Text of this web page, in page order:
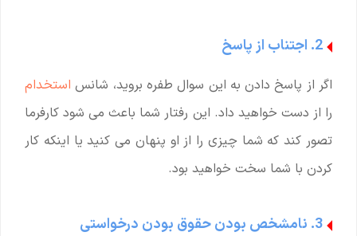
2. اجتناب از پاسخ
اگر از پاسخ دادن به این سوال طفره بروید، شانس استخدام
را از دست خواهید داد. این رفتار شما باعث می شود کارفرما
تصور کند که شما چیزی را از او پنهان می کنید یا اینکه کار
کردن با شما سخت خواهید بود.
3. نامشخص بودن حقوق بودن درخواستی